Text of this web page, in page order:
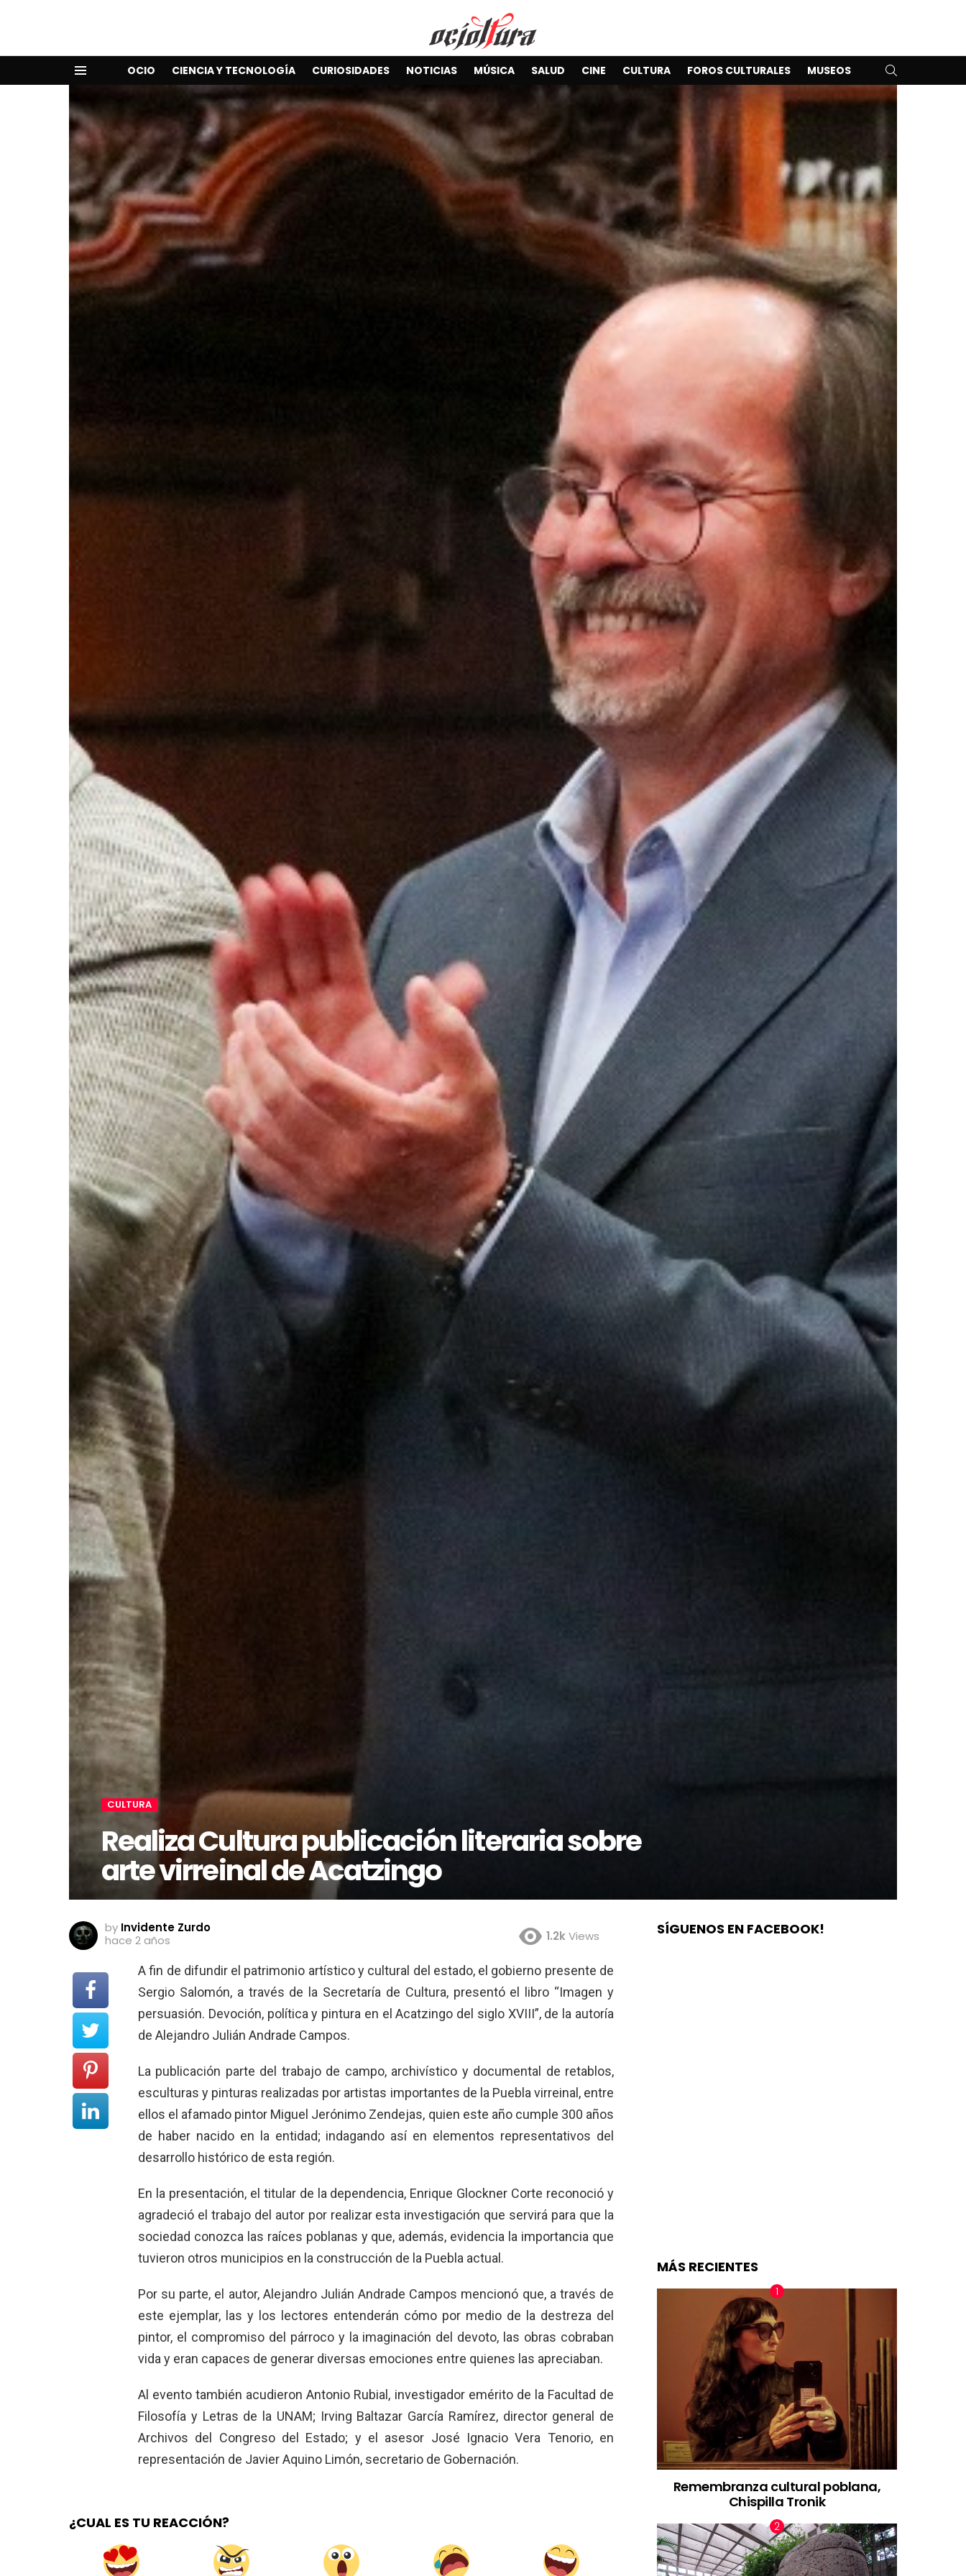
OCIO CIENCIA Y TECNOLOGÍA CURIOSIDADES NOTICIAS MÚSICA SALUD CINE CULTURA FOROS CULTURALES MUSEOS
CULTURA
Realiza Cultura publicación literaria sobre
arte virreinal de Acatzingo
by Invidente Zurdo
hace 2 años
1.2kViews
A fin de difundir el patrimonio artístico y cultural del estado, el gobierno presente de
Sergio Salomón, a través de la Secretaría de Cultura, presentó el libro “Imagen y
persuasión. Devoción, política y pintura en el Acatzingo del siglo XVIII”, de la autoría
de Alejandro Julián Andrade Campos.
La publicación parte del trabajo de campo, archivístico y documental de retablos,
esculturas y pinturas realizadas por artistas importantes de la Puebla virreinal, entre
ellos el afamado pintor Miguel Jerónimo Zendejas, quien este año cumple 300 años
de haber nacido en la entidad; indagando así en elementos representativos del
desarrollo histórico de esta región.
En la presentación, el titular de la dependencia, Enrique Glockner Corte reconoció y
agradeció el trabajo del autor por realizar esta investigación que servirá para que la
sociedad conozca las raíces poblanas y que, además, evidencia la importancia que
tuvieron otros municipios en la construcción de la Puebla actual.
Por su parte, el autor, Alejandro Julián Andrade Campos mencionó que, a través de
este ejemplar, las y los lectores entenderán cómo por medio de la destreza del
pintor, el compromiso del párroco y la imaginación del devoto, las obras cobraban
vida y eran capaces de generar diversas emociones entre quienes las apreciaban.
Al evento también acudieron Antonio Rubial, investigador emérito de la Facultad de
Filosofía y Letras de la UNAM; Irving Baltazar García Ramírez, director general de
Archivos del Congreso del Estado; y el asesor José Ignacio Vera Tenorio, en
representación de Javier Aquino Limón, secretario de Gobernación.
¿CUAL ES TU REACCIÓN?
SÍGUENOS EN FACEBOOK!
MÁS RECIENTES
Remembranza cultural poblana,
Chispilla Tronik